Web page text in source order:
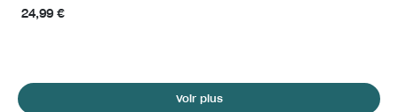
24,99 €
Voir plus